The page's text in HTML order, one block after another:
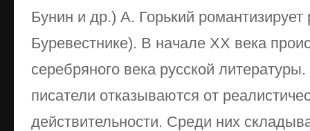
Бунин и др.) А. Горький
Буревестнике). В начале ХХ века
серебряного века русской
писатели отказываются от
действительности. Среди них